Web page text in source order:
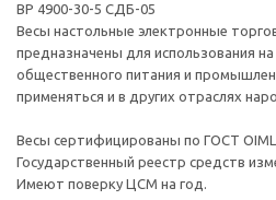
ВР 4900-30-5 СДБ-05
Весы настольные электронные
предназначены для использования
общественного питания и
применяться и в других отраслях
Весы сертифицированы по ГОСТ OIML
Государственный реестр средств
Имеют поверку ЦСМ на год.